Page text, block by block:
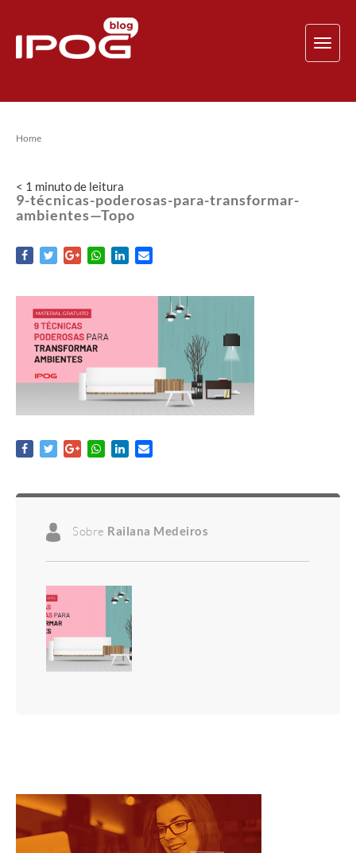
Home
< 1 minutode leitura
9-técnicas-poderosas-para-transformar-
ambientes—Topo
Sobre Railana Medeiros